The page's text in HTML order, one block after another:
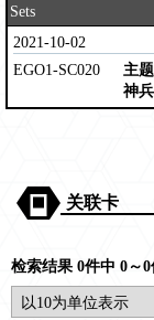
Sets
2021-10-02
EGO1-SC020
主
神兵
关联卡
检索结果 0件中 0～